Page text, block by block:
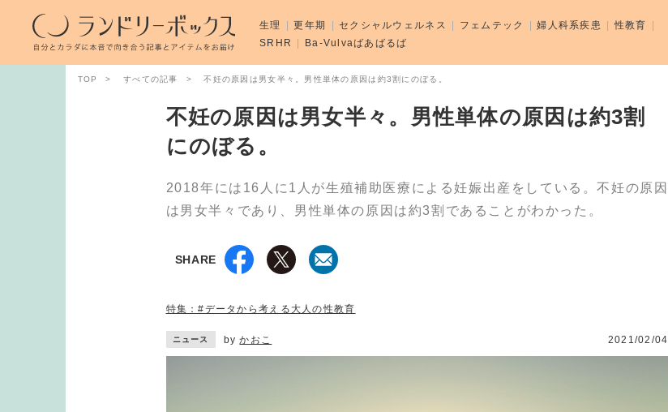
TOP すべての記事 不妊の原因は男女半々。男性単体の原因は約3割にのぼる。
不妊の原因は男女半々。男性単体の原因は約3割
にのぼる。
2018年には16人に1人が生殖補助医療による妊娠出産をしている。不妊の原因
は男女半々であり、男性単体の原因は約3割であることがわかった。
SHARE
特集：#データから考える大人の性教育
ニュース byかおこ 2021/02/04
生理 更年期 セクシャルウェルネス フェムテック 婦人科系疾患
性教育
SRHR
Ba-Vulvaばあばるば